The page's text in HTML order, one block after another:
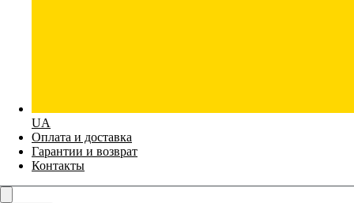
UA
Оплата и доставка
Гарантии и возврат
Контакты